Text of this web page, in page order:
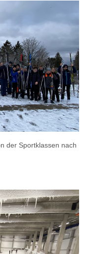
der Sportklassen nach